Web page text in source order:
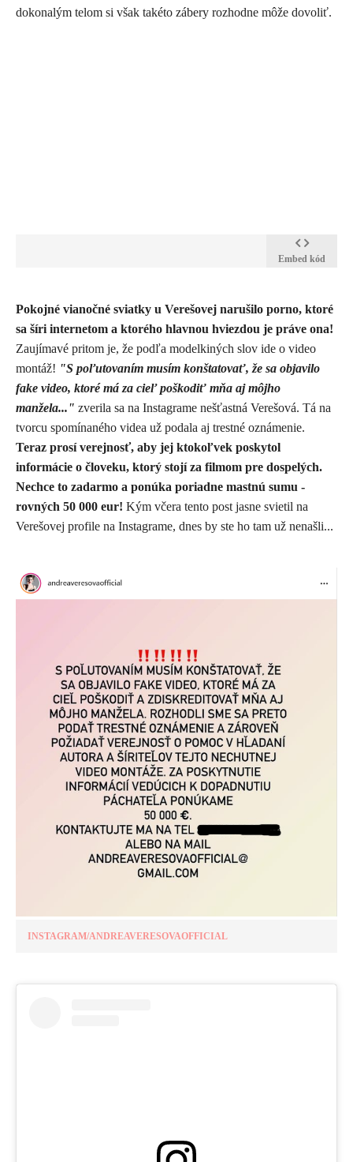
dokonalým telom si však takéto zábery rozhodne môže dovoliť.
Embed kód
​Pokojné vianočné sviatky u Verešovej narušilo porno, ktoré
sa šíri internetom a ktorého hlavnou hviezdou je práve ona!
Zaujímavé pritom je, že podľa modelkiných slov ide o video
montáž! "S poľutovaním musím konštatovať, že sa objavilo
fake video, ktoré má za cieľ poškodiť mňa aj môjho
manžela..." zverila sa na Instagrame nešťastná Verešová. Tá na
tvorcu spomínaného videa už podala aj trestné oznámenie.
Teraz prosí verejnosť, aby jej ktokoľvek poskytol
informácie o človeku, ktorý stojí za filmom pre dospelých.
Nechce to zadarmo a ponúka poriadne mastnú sumu -
rovných 50 000 eur! Kým včera tento post jasne svietil na
Verešovej profile na Instagrame, dnes by ste ho tam už nenašli...
INSTAGRAM/ANDREAVERESOVAOFFICIAL